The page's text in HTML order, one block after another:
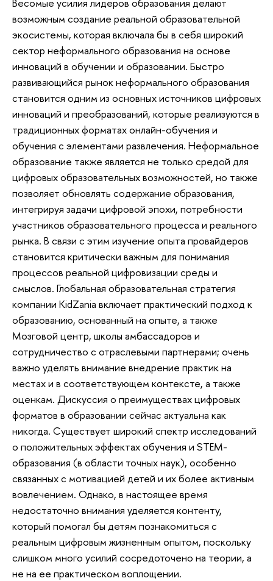
возможным создание реальной образовательной
экосистемы, которая включала бы в себя широкий
сектор неформального образования на основе
инноваций в обучении и образовании. Быстро
развивающийся рынок неформального образования
становится одним из основных источников цифровых
инноваций и преобразований, которые реализуются в
традиционных форматах онлайн-обучения и
обучения с элементами развлечения. Неформальное
образование также является не только средой для
цифровых образовательных возможностей, но также
позволяет обновлять содержание образования,
интегрируя задачи цифровой эпохи, потребности
участников образовательного процесса и реального
рынка. В связи с этим изучение опыта провайдеров
становится критически важным для понимания
процессов реальной цифровизации среды и
смыслов. Глобальная образовательная стратегия
компании KidZania включает практический подход к
образованию, основанный на опыте, а также
Мозговой центр, школы амбассадоров и
сотрудничество с отраслевыми партнерами; очень
важно уделять внимание внедрение практик на
местах и в соответствующем контексте, а также
оценкам. Дискуссия о преимуществах цифровых
форматов в образовании сейчас актуальна как
никогда. Существует широкий спектр исследований
о положительных эффектах обучения и STEM-
образования (в области точных наук), особенно
связанных с мотивацией детей и их более активным
вовлечением. Однако, в настоящее время
недостаточно внимания уделяется контенту,
который помогал бы детям познакомиться с
реальным цифровым жизненным опытом, поскольку
слишком много усилий сосредоточено на теории, а
не на ее практическом воплощении.